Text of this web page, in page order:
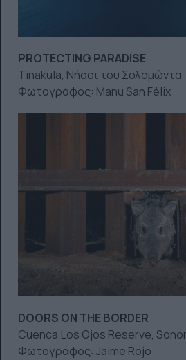
PROTECTING PARADISE
Tinakula, Νήσοι του Σολομώντα
Φωτογράφος: Manu San Félix
DOORS ON THE BORDER
Cuenca Los Ojos Reserve,
Φωτογράφος: Jaime Rojo